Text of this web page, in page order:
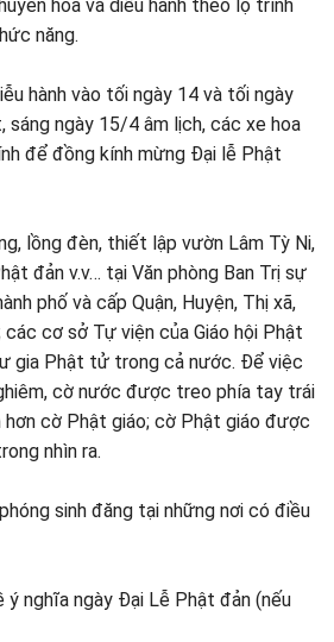
hoa và diễu hành theo lộ trình
năng.
hành vào tối ngày 14 và tối ngày
ngày 15/4 âm lịch, các xe hoa
để đồng kính mừng Đại lễ Phật
lồng đèn, thiết lập vườn Lâm Tỳ Ni,
đản v.v… tại Văn phòng Ban Trị sự
phố và cấp Quận, Huyện, Thị xã,
cơ sở Tự viện của Giáo hội Phật
gia Phật tử trong cả nước. Để việc
cờ nước được treo phía tay trái
cờ Phật giáo; cờ Phật giáo được
nhìn ra.
sinh đăng tại những nơi có điều
nghĩa ngày Đại Lễ Phật đản (nếu